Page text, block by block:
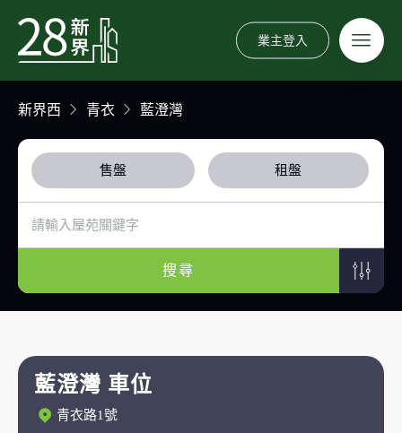
業主登入
新界西 青衣 藍澄灣
售盤 租盤
搜尋
藍澄灣 車位
青衣路1號